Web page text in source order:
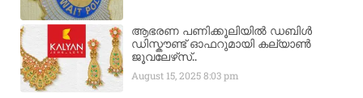
ആഭരണ പണിക്കൂലിയിൽ ഡബിൾ
ഡിസ്കൗണ്ട് ഓഫറുമായി കല്യാൺ
ജൂവലേഴ്‌സ്..
August 15, 20258:03 pm